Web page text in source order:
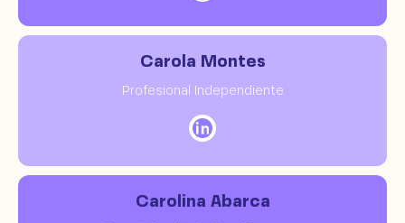
Carola Montes
Profesional Independiente
Carolina Abarca